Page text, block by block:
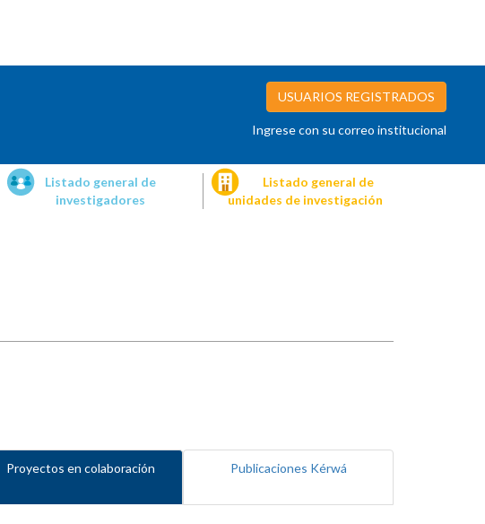
USUARIOS REGISTRADOS
Ingrese con su correo institucional
Listado general de
investigadores
Listado general de
unidades de investigación
Proyectos en colaboración Publicaciones Kérwá